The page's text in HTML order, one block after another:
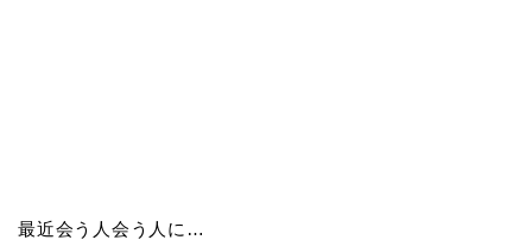
最近会う人会う人に…